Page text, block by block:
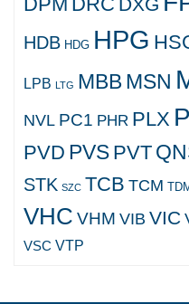
HDB HDG HPG
LPB LTG MBBMSN
NVL PC1 PHR PLX
PVD PVS PVT
STK SZC TCB TCM
VHC VHM VIB VIC
VSC VTP